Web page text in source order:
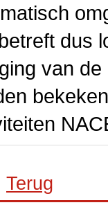
dus
van
Terug